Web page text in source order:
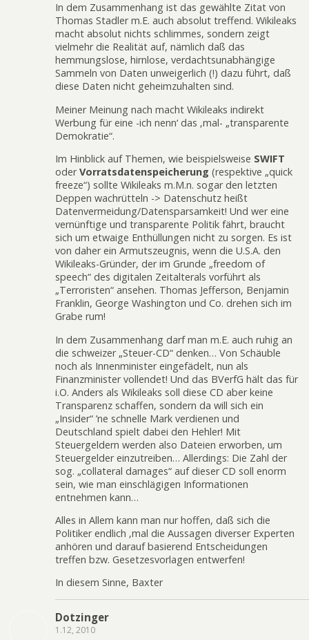
In dem Zusammenhang ist das gewählte Zitat von
Thomas Stadler m.E. auch absolut treffend. Wikileaks
macht absolut nichts schlimmes, sondern zeigt
vielmehr die Realität auf, nämlich daß das
hemmungslose, hirnlose, verdachtsunabhängige
Sammeln von Daten unweigerlich (!) dazu führt, daß
diese Daten nicht geheimzuhalten sind.
Meiner Meinung nach macht Wikileaks indirekt
Werbung für eine -ich nenn‘ das ‚mal- „transparente
Demokratie“.
Im Hinblick auf Themen, wie beispielsweise SWIFT
oderVorratsdatenspeicherung (respektive „quick
freeze“) sollte Wikileaks m.M.n. sogar den letzten
Deppen wachrütteln -> Datenschutz heißt
Datenvermeidung/Datensparsamkeit! Und wer eine
vernünftige und transparente Politik fährt, braucht
sich um etwaige Enthüllungen nicht zu sorgen. Es ist
von daher ein Armutszeugnis, wenn die U.S.A. den
Wikileaks-Gründer, der im Grunde „freedom of
speech“ des digitalen Zeitalterals vorführt als
„Terroristen“ ansehen. Thomas Jefferson, Benjamin
Franklin, George Washington und Co. drehen sich im
Grabe rum!
In dem Zusammenhang darf man m.E. auch ruhig an
die schweizer „Steuer-CD“ denken… Von Schäuble
noch als Innenminister eingefädelt, nun als
Finanzminister vollendet! Und das BVerfG hält das für
i.O. Anders als Wikileaks soll diese CD aber keine
Transparenz schaffen, sondern da will sich ein
„Insider“ ’ne schnelle Mark verdienen und
Deutschland spielt dabei den Hehler! Mit
Steuergeldern werden also Dateien erworben, um
Steuergelder einzutreiben… Allerdings: Die Zahl der
sog. „collateral damages“ auf dieser CD soll enorm
sein, wie man einschlägigen Informationen
entnehmen kann…
Alles in Allem kann man nur hoffen, daß sich die
Politiker endlich ‚mal die Aussagen diverser Experten
anhören und darauf basierend Entscheidungen
treffen bzw. Gesetzesvorlagen entwerfen!
In diesem Sinne, Baxter
Dotzinger
1.12, 2010